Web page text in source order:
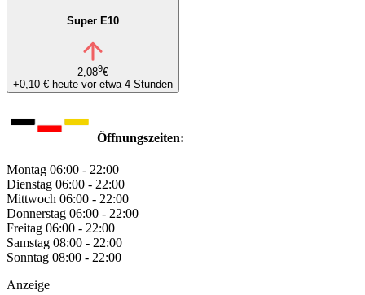
Super E10
2,089€
+0,10 € heute vor etwa 4 Stunden
Öffnungszeiten:
Montag 06:00 - 22:00
Dienstag 06:00 - 22:00
Mittwoch 06:00 - 22:00
Donnerstag 06:00 - 22:00
Freitag 06:00 - 22:00
Samstag 08:00 - 22:00
Sonntag 08:00 - 22:00
Anzeige